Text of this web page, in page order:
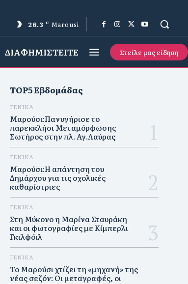
26.3 C Marousi
ΔΙΑΦΗΜΙΣΤΕΙΤΕ Στείλε μας είδηση
TOP5 Εβδομάδας
ΓΕΝΙΚΑ
Μαρούσι:Πανυγήρισε το
παρεκκλήσι Μεταμόρφωσης
Σωτήρος στην πλ. Αγ.Λαύρας
ΓΕΝΙΚΑ
Μαρούσι:Η απάντηση του
Δημάρχου για τις σχολικές
καθαρίστριες
ΓΕΝΙΚΑ
Στη Μύκονο η Μαρίνα Σταυράκη
και οι φωτογραφίες με Κίμπερλι
Γκιλφόιλ
ΓΕΝΙΚΑ
Το Μαρούσι χτίζει τη «μηχανή» της
νέας σεζόν: Οι μεταγραφές, οι